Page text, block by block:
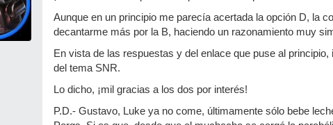
Aunque en un principio me parecía acertada la opción D, la
decantarme más por la B, haciendo un razonamiento muy
En vista de las respuestas y del enlace que puse al
del tema SNR.
Lo dicho, ¡mil gracias a los dos por interés!
P.D.- Gustavo, Luke ya no come, últimamente sólo bebe